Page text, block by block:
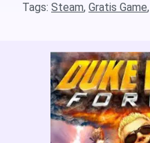
Tags: Steam, Gratis Game,